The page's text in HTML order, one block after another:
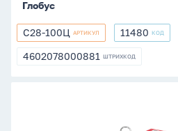
Глобус
С28-
100Ц
С28-100Ц АРТИКУЛ 11480
11480 КОД
4602078000881
4602078000881 ШТРИХКОД